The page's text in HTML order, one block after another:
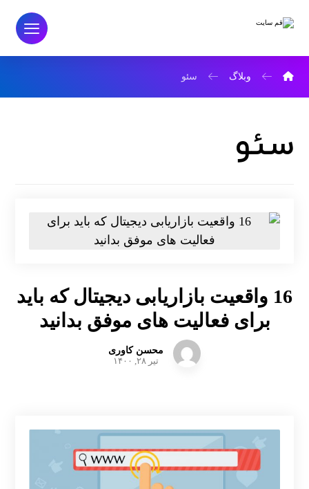
وبلاگ سئو
سئو
16 واقعیت بازاریابی دیجیتال که باید
برای فعالیت های موفق بدانید
محسن کاوری
تیر ۲۸, ۱۴۰۰